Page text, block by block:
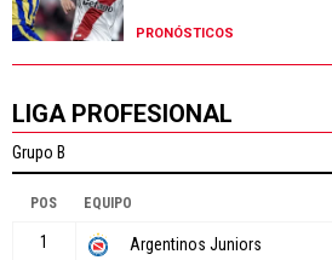
PRONÓSTICOS
LIGA PROFESIONAL